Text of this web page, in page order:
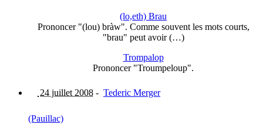
(lo,eth) Brau
Prononcer "(lou) bràw". Comme souvent les mots courts,
"brau" peut avoir (…)
Trompalop
Prononcer "Troumpeloup".
24 juillet 2008 - Tederic Merger
(Pauillac)